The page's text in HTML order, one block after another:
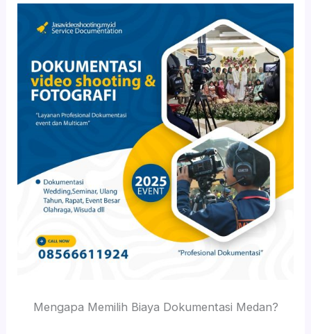
Mengapa Memilih Biaya Dokumentasi Medan?